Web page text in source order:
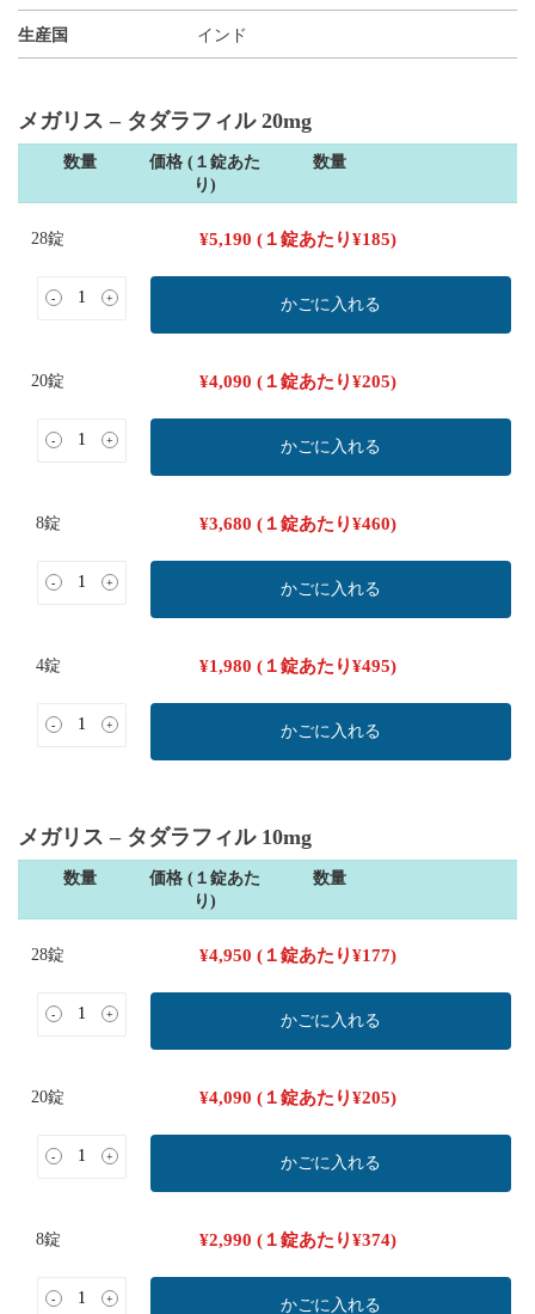
生産国 インド
メガリス – タダラフィル 20mg
数量
価格 (１錠あた
り)
数量
28錠 ¥5,190 (１錠あたり¥185)
- + かごに入れる
20錠 ¥4,090 (１錠あたり¥205)
- + かごに入れる
8錠 ¥3,680 (１錠あたり¥460)
- + かごに入れる
4錠 ¥1,980 (１錠あたり¥495)
- + かごに入れる
メガリス – タダラフィル 10mg
数量
価格 (１錠あた
り)
数量
28錠 ¥4,950 (１錠あたり¥177)
- + かごに入れる
20錠 ¥4,090 (１錠あたり¥205)
- + かごに入れる
8錠 ¥2,990 (１錠あたり¥374)
- + かごに入れる